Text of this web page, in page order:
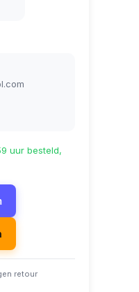
uur besteld,
retour